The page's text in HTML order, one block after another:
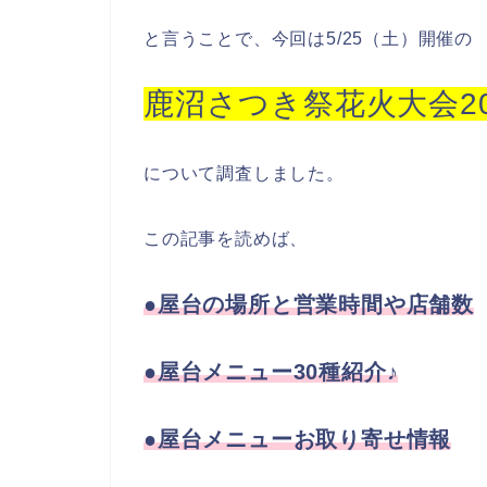
と言うことで、今回は5/25（土）開催の
鹿沼さつき祭花火大会
について調査しました。
この記事を読めば、
●屋台の場所と営業時間や店舗数
●屋台メニュー30種紹介♪
●屋台メニューお取り寄せ情報